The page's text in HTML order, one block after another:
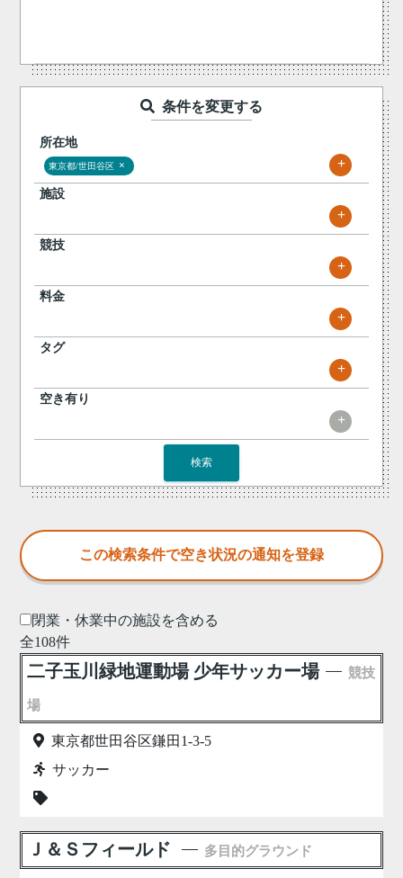
閉業・休業中の施設を含める
全108件
二子玉川緑地運動場 少年サッカー場 競技
場
東京都世田谷区鎌田1-3-5
サッカー
Ｊ＆Ｓフィールド 多目的グラウンド
条件を変更する
所在地
東京都/世田谷区 × +
施設
+
競技
+
料金
+
タグ
+
空き有り
+
検索